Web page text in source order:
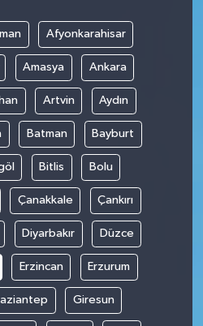
Afyonkarahisar
Amasya Ankara
Artvin Aydın
Batman Bayburt
Bitlis Bolu
Çanakkale Çankırı
Diyarbakır Düzce
Erzincan Erzurum
Giresun